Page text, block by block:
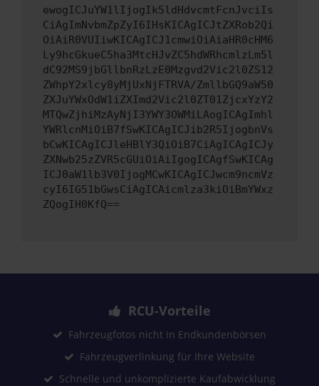
ewogICJuYW1lIjogIk5ldHdvcmtFcnJvciIs
CiAgImNvbmZpZyI6IHsKICAgICJtZXRob2Qi
OiAiR0VUIiwKICAgICJ1cmwiOiAiaHR0cHM6
Ly9hcGkueC5ha3MtcHJvZC5hdWRhcmlzLm5l
dC92MS9jbGllbnRzLzE0Mzgvd2Vic2l0ZS12
ZWhpY2xlcy8yMjUxNjFTRVA/ZmllbGQ9aW50
ZXJuYWxOdW1iZXImd2Vic2l0ZT01ZjcxYzY2
MTQwZjhiMzAyNjI3YWY3OWMiLAogICAgImhl
YWRlcnMiOiB7fSwKICAgICJib2R5IjogbnVs
bCwKICAgICJleHBlY3QiOiB7CiAgICAgICJy
ZXNwb25zZVR5cGUiOiAiIgogICAgfSwKICAg
ICJ0aW1lb3V0IjogMCwKICAgICJwcm9ncmVz
cyI6IG51bGwsCiAgICAicmlza3kiOiBmYWxz
ZQogIH0KfQ==
RCU-Vorteile
Fahrzeugfotos nicht in Endkundenbörsen
Fahrzeugverlinkung für Ihre Website
Schnelle und unkomplizierte Kaufabwicklung